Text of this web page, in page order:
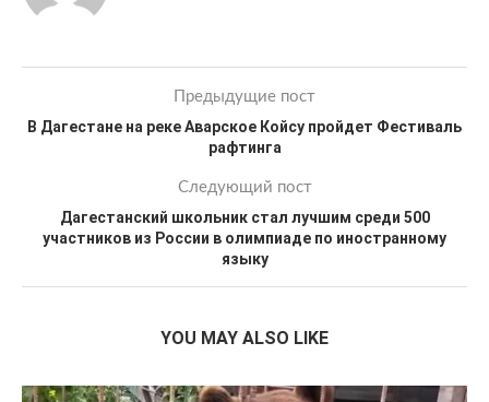
Предыдущие пост
В Дагестане на реке Аварское Койсу пройдет Фестиваль
рафтинга
Следующий пост
Дагестанский школьник стал лучшим среди 500
участников из России в олимпиаде по иностранному
языку
YOU MAY ALSO LIKE